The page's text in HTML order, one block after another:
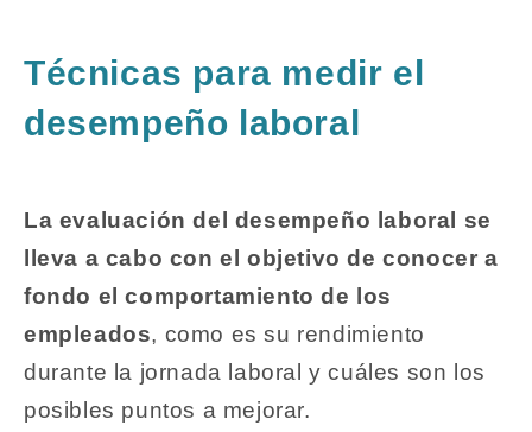
Técnicas para medir el
desempeño laboral
La evaluación del desempeño laboral se
lleva a cabo con el objetivo de conocer a
fondo el comportamiento de los
empleados, como es su rendimiento
durante la jornada laboral y cuáles son los
posibles puntos a mejorar.